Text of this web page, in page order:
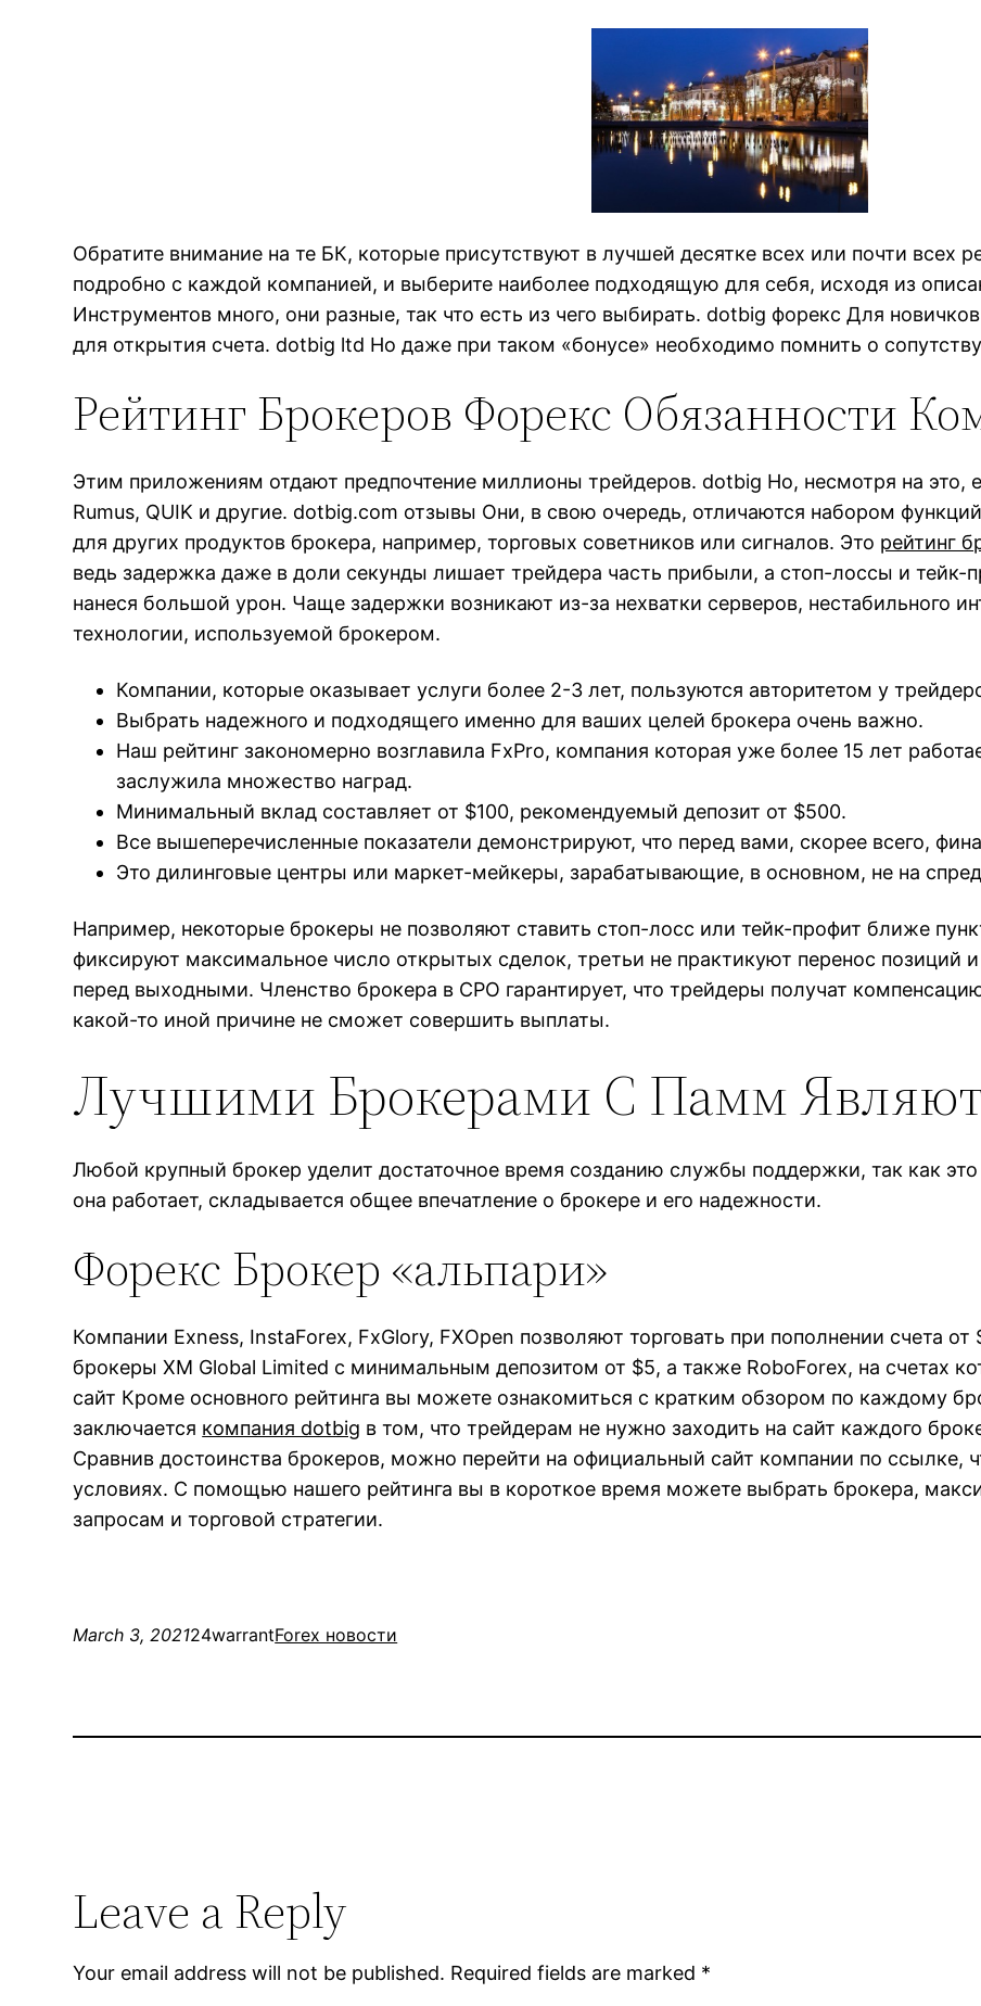
Обратите внимание на те БК, которые присутствуют в лучшей десятке всех или почти всех
подробно с каждой компанией, и выберите наиболее подходящую для себя, исходя из
Инструментов много, они разные, так что есть из чего выбирать. dotbig форекс Для
для открытия счета. dotbig ltd Но даже при таком «бонусе» необходимо помнить о
Рейтинг Брокеров Форекс Обязанности
Этим приложениям отдают предпочтение миллионы трейдеров. dotbig Но, несмотря на это,
Rumus, QUIK и другие. dotbig.com отзывы Они, в свою очередь, отличаются набором
для других продуктов брокера, например, торговых советников или сигналов. Это рейтинг
ведь задержка даже в доли секунды лишает трейдера часть прибыли, а стоп-лоссы и тейк-
нанеся большой урон. Чаще задержки возникают из-за нехватки серверов, нестабильного
технологии, используемой брокером.
Компании, которые оказывает услуги более 2-3 лет, пользуются авторитетом у
Выбрать надежного и подходящего именно для ваших целей брокера очень важно.
Наш рейтинг закономерно возглавила FxPro, компания которая уже более 15 лет
заслужила множество наград.
Минимальный вклад составляет от $100, рекомендуемый депозит от $500.
Все вышеперечисленные показатели демонстрируют, что перед вами, скорее всего,
Это дилинговые центры или маркет-мейкеры, зарабатывающие, в основном, не на
Например, некоторые брокеры не позволяют ставить стоп-лосс или тейк-профит ближе
фиксируют максимальное число открытых сделок, третьи не практикуют перенос позиций и
перед выходными. Членство брокера в СРО гарантирует, что трейдеры получат
какой-то иной причине не сможет совершить выплаты.
Лучшими Брокерами С Памм
Любой крупный брокер уделит достаточное время созданию службы поддержки, так как
она работает, складывается общее впечатление о брокере и его надежности.
Форекс Брокер «альпари»
Компании Exness, InstaForex, FxGlory, FXOpen позволяют торговать при пополнении счета
брокеры XM Global Limited с минимальным депозитом от $5, а также RoboForex, на счетах
сайт Кроме основного рейтинга вы можете ознакомиться с кратким обзором по каждому
заключается компания dotbig в том, что трейдерам не нужно заходить на сайт каждого
Сравнив достоинства брокеров, можно перейти на официальный сайт компании по ссылке,
условиях. С помощью нашего рейтинга вы в короткое время можете выбрать брокера,
запросам и торговой стратегии.
March 3, 202124warrantForex новости
Leave a Reply
Your email address will not be published. Required fields are marked *